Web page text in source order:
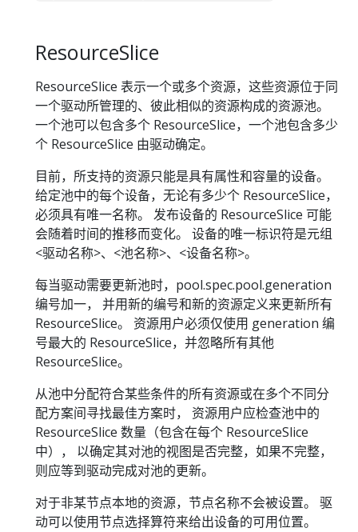
ResourceSlice
ResourceSlice 表示一个或多个资源，这些资源位于同
一个驱动所管理的、彼此相似的资源构成的资源池。
一个池可以包含多个 ResourceSlice，一个池包含多少
个 ResourceSlice 由驱动确定。
目前，所支持的资源只能是具有属性和容量的设备。
给定池中的每个设备，无论有多少个 ResourceSlice，
必须具有唯一名称。 发布设备的 ResourceSlice 可能
会随着时间的推移而变化。 设备的唯一标识符是元组
<驱动名称>、<池名称>、<设备名称>。
每当驱动需要更新池时，pool.spec.pool.generation
编号加一， 并用新的编号和新的资源定义来更新所有
ResourceSlice。 资源用户必须仅使用 generation 编
号最大的 ResourceSlice，并忽略所有其他
ResourceSlice。
从池中分配符合某些条件的所有资源或在多个不同分
配方案间寻找最佳方案时， 资源用户应检查池中的
ResourceSlice 数量（包含在每个 ResourceSlice
中）， 以确定其对池的视图是否完整，如果不完整，
则应等到驱动完成对池的更新。
对于非某节点本地的资源，节点名称不会被设置。 驱
动可以使用节点选择算符来给出设备的可用位置。